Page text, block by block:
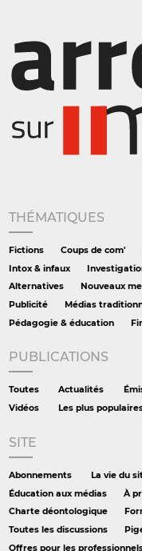
THÉMATIQUES
Fictions Coups de com'
Intox & infaux
Alternatives
Nouveaux
Publicité
Médias
Pédagogie & éducation
PUBLICATIONS
Toutes Actualités
Vidéos
Les plus
SITE
Abonnements La vie du
Éducation aux médias
À
Charte déontologique
Toutes les discussions
Offres pour les